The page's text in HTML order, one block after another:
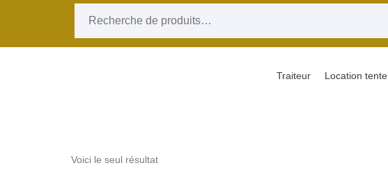
Traiteur Location tente
Voici le seul résultat